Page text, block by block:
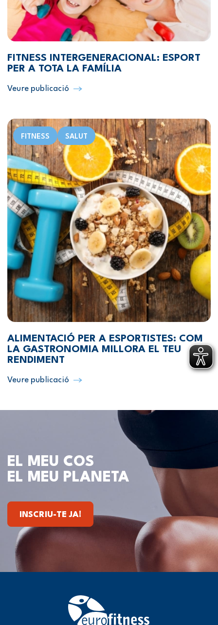
FITNESS INTERGENERACIONAL: ESPORT
PER A TOTA LA FAMÍLIA
Veure publicació
FITNESS SALUT
ALIMENTACIÓ PER A ESPORTISTES: COM
LA GASTRONOMIA MILLORA EL TEU
RENDIMENT
Veure publicació
EL MEU COS
EL MEU PLANETA
INSCRIU-TE JA!